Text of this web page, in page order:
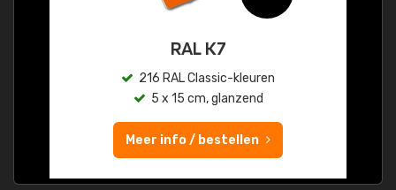
RAL K7
216 RAL Classic-kleuren
5 x 15 cm, glanzend
Meer info / bestellen